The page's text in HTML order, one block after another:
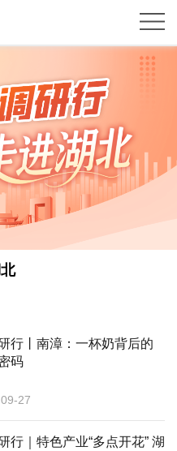
行丨南漳：一杯奶背后的
码
09-27
行｜特色产业“多点开花” 湖